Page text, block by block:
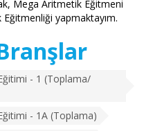
Mega Aritmetik Eğitmeni
yapmaktayım.
- 1 (Toplama/
- 1A (Toplama)